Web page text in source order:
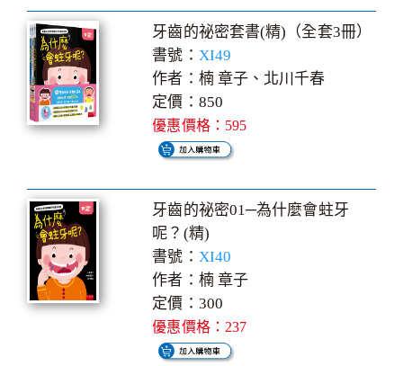
牙齒的祕密套書(精)（全套3冊）
書號： XI49
作者：楠 章子、北川千春
定價：850
優惠價格：595
牙齒的祕密01─為什麼會蛀牙
呢？(精)
書號： XI40
作者：楠 章子
定價：300
優惠價格：237